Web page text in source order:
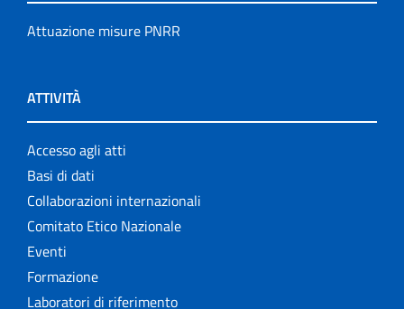
Attuazione misure PNRR
ATTIVITÀ
Accesso agli atti
Basi di dati
Collaborazioni internazionali
Comitato Etico Nazionale
Eventi
Formazione
Laboratori di riferimento